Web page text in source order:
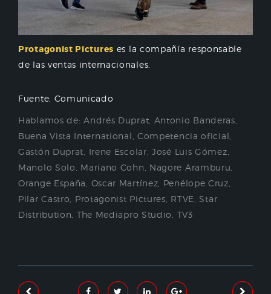
Protagonist Pictures es la compañía responsable
de las ventas internacionales.
Fuente: Comunicado
Hablamos de:Andrés Duprat, Antonio Banderas,
Buena Vista International, Competencia oficial,
Gastón Duprat, Irene Escolar,José Luis Gómez,
Manolo Solo, Mariano Cohn, Nagore Aramburu,
Orange España, Oscar Martínez, Penélope Cruz,
Pilar Castro, Protagonist Pictures, RTVE,Star
Distribution, The Mediapro Studio, TV3